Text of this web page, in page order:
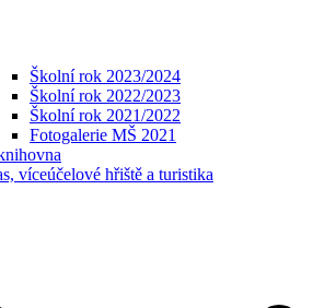
Školní rok 2023/2024
Školní rok 2022/2023
Školní rok 2021/2022
Fotogalerie MŠ 2021
víceúčelové hřiště a turistika